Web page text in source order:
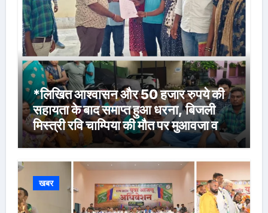
*लिखित आश्वासन और 50 हजार रुपये की
सहायता के बाद समाप्त हुआ धरना, बिजली
मिस्त्री रवि चाम्पिया की मौत पर मुआवजा व
नौकरी की मांग*
खबर